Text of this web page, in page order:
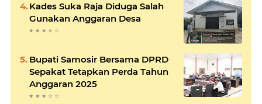
Kades Suka Raja Diduga Salah
Gunakan Anggaran Desa
Bupati Samosir Bersama DPRD
Sepakat Tetapkan Perda Tahun
Anggaran 2025